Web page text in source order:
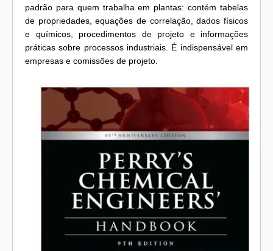
padrão para quem trabalha em plantas: contém tabelas
de propriedades, equações de correlação, dados físicos
e químicos, procedimentos de projeto e informações
práticas sobre processos industriais. É indispensável em
empresas e comissões de projeto.